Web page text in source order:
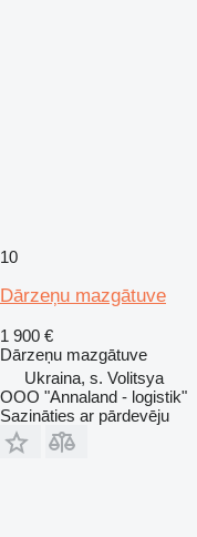
10
Dārzeņu mazgātuve
1 900 €
Dārzeņu mazgātuve
Ukraina, s. Volitsya
OOO "Annaland - logistik"
Sazināties ar pārdevēju